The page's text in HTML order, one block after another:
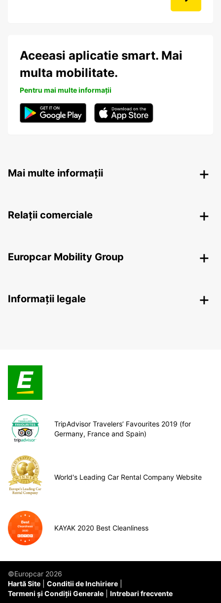
Aceeasi aplicatie smart. Mai
multa mobilitate.
Pentru mai multe informații
Mai multe informații
Relații comerciale
Europcar Mobility Group
Informații legale
TripAdvisor Travelers’ Favourites 2019 (for
Germany, France and Spain)
World's Leading Car Rental Company Website
KAYAK 2020 Best Cleanliness
©Europcar 2026
Hartă Site
Conditii de Inchiriere
Termeni și Condiții Generale
Intrebari frecvente